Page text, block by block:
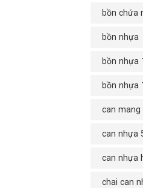
bồn chứa
bồn nhựa
bồn nhựa
bồn nhựa
can mang
can nhựa
can nhựa
chai can